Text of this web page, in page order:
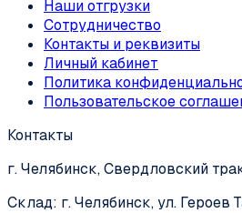
Наши отгрузки
Сотрудничество
Контакты и реквизиты
Личный кабинет
Политика
Пользовательское
Контакты
г. Челябинск, Свердловский
Склад: г. Челябинск, ул. Героев